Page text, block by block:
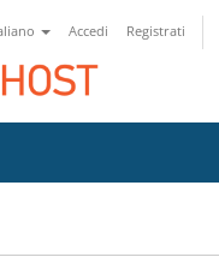
Accedi Registrati